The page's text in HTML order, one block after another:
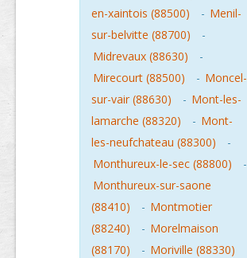
en-xaintois (88500)
- Menil-
sur-belvitte (88700)
-
Midrevaux (88630)
-
Mirecourt (88500)
- Moncel-
sur-vair (88630)
- Mont-les-
lamarche (88320)
- Mont-
les-neufchateau (88300)
-
Monthureux-le-sec (88800)
-
Monthureux-sur-saone
(88410)
- Montmotier
(88240)
- Morelmaison
(88170)
- Moriville (88330)